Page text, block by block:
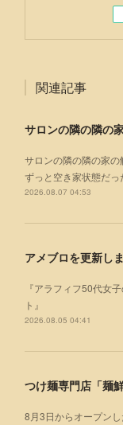
関連記事
サロンの隣の隣の
サロンの隣の隣の家
ずっと空き家状態だっ
2026.08.07 04:53
アメブロを更新しま
『アラフィフ50代女
ト』
2026.08.05 04:41
8月3日からオープン